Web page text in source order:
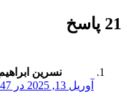
21 پاسخ
نسرین
آوریل 13, 2025 در 2:47 ب.ظ